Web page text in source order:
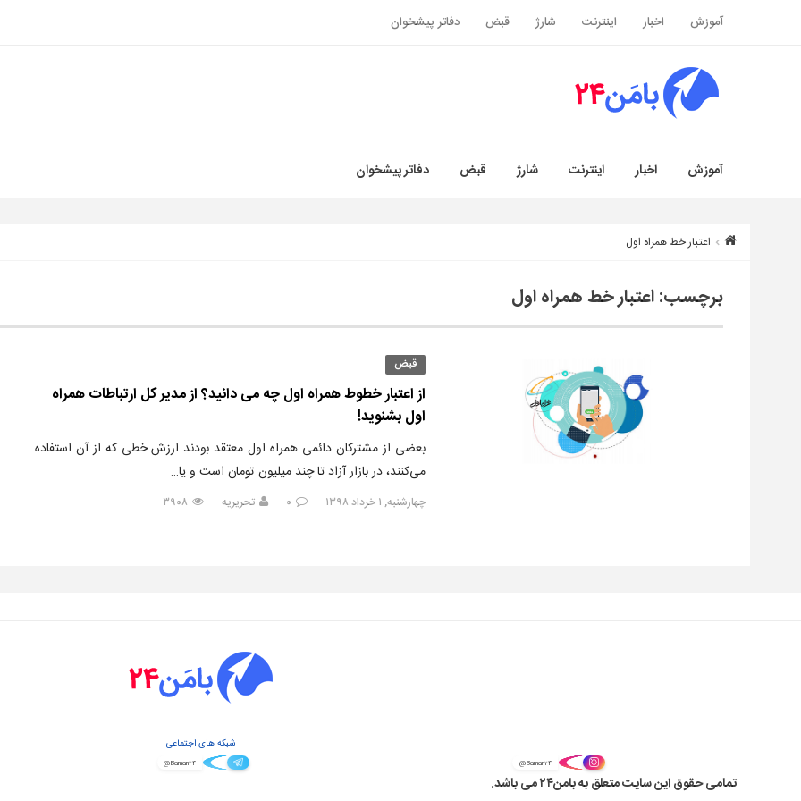
آموزش اخبار اینترنت شارژ قبض دفاتر پیشخوان
آموزش اخبار اینترنت شارژ قبض دفاتر پیشخوان
اعتبار خط همراه اول
برچسب:اعتبار خط همراه اول
قبض
از اعتبار خطوط همراه اول چه می دانید؟ از مدیر کل ارتباطات همراه
اول بشنوید!
بعضی از مشترکان دائمی همراه اول معتقد بودند ارزش خطی که از آن استفاده
می‌کنند، در بازار آزاد تا چند میلیون تومان است و یا…
چهارشنبه, ۱ خرداد ۱۳۹۸ ۰ تحریریه ۳۹۰۸
شبکه های اجتماعی
@Baman۲۴ @Baman۲۴
تمامی حقوق این سایت متعلق به بامن۲۴ می باشد.